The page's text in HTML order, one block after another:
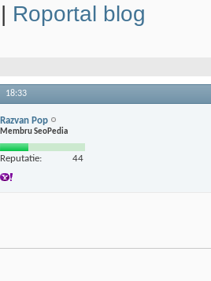
| Roportal blog
18:33
Razvan Pop
Membru SeoPedia
Reputatie: 44